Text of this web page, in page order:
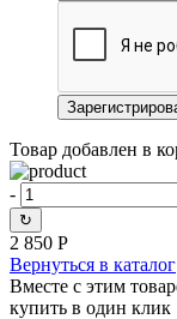
Товар добавлен в
-
↻
2 850 Р
Вернуться в каталог
Вместе с этим
купить в один клик